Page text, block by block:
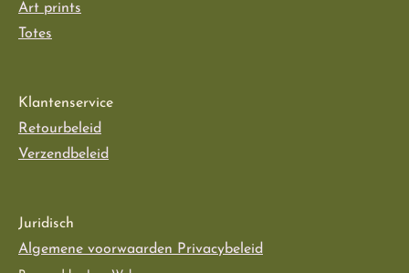
Art prints
Totes
Klantenservice
Retourbeleid
Verzendbeleid
Juridisch
Algemene voorwaarden Privacybeleid